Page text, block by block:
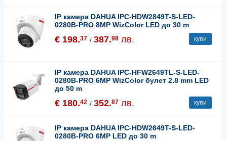
IP камера DAHUA IPC-HDW2849T-S-LED-
0280B-PRO 8MP WizColor LED до 30 m
€ 198.37 / 387.98 лв. купи
IP камера DAHUA IPC-HFW2649TL-S-LED-
0280B-PRO 6MP WizColor булет 2.8 mm LED
до 50 m
€ 180.42 / 352.87 лв. купи
IP камера DAHUA IPC-HDW2649T-S-LED-
0280B-PRO 6MP LED до 30 m